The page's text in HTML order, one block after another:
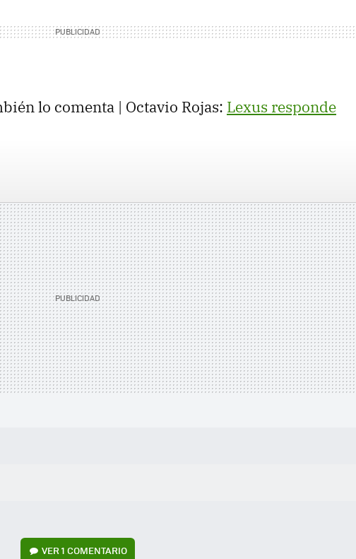
lo comenta | Octavio Rojas: Lexus responde
VER1 COMENTARIO